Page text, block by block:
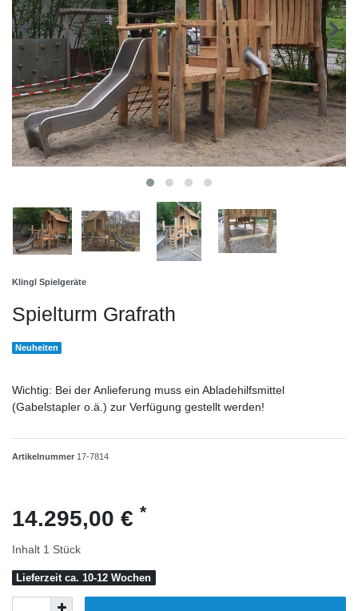
Klingl Spielgeräte
Spielturm Grafrath
Neuheiten
Wichtig: Bei der Anlieferung muss ein Abladehilfsmittel
(Gabelstapler o.ä.) zur Verfügung gestellt werden!
Artikelnummer 17-7814
14.295,00 € *
Inhalt 1 Stück
Lieferzeit ca. 10-12 Wochen